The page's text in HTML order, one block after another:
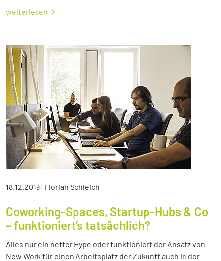
weiterlesen
18.12.2019| Florian Schleich
Coworking-Spaces, Startup-Hubs & Co
– funktioniert’s tatsächlich?
Alles nur ein netter Hype oder funktioniert der Ansatz von
New Work für einen Arbeitsplatz der Zukunft auch in der